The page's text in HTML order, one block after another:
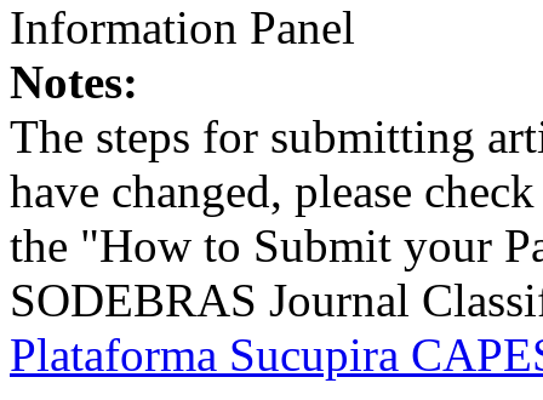
Information Panel
Notes:
The steps for submitting
have changed, please
the "How to Submit your
SODEBRAS Journal
Plataforma Sucupira